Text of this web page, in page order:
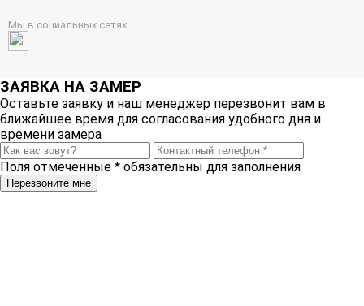
Мы в социальных сетях
ЗАЯВКА НА ЗАМЕР
Оставьте заявку и наш менеджер перезвонит вам в
ближайшее время для согласования удобного дня и
времени замера
Поля отмеченные * обязательны для заполнения